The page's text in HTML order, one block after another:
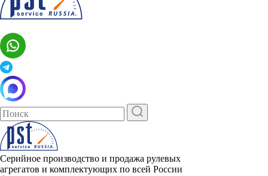
Серийное производство и продажа рулевых
агрегатов и комплектующих по всей России